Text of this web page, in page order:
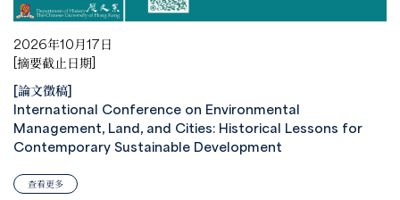
2026年10月17日
[摘要截止日期]
[論文徵稿]
International Conference on Environmental
Management, Land, and Cities: Historical Lessons for
Contemporary Sustainable Development
查看更多